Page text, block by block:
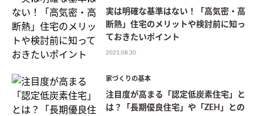
実は明確な基準はない！「高気密・高
断熱」住宅のメリットや検討前に知っ
ておきたいポイント
2021.08.30
家づくりの基本
注目度が高まる「認定低炭素住宅」と
は？「長期優良住宅」や「ZEH」との